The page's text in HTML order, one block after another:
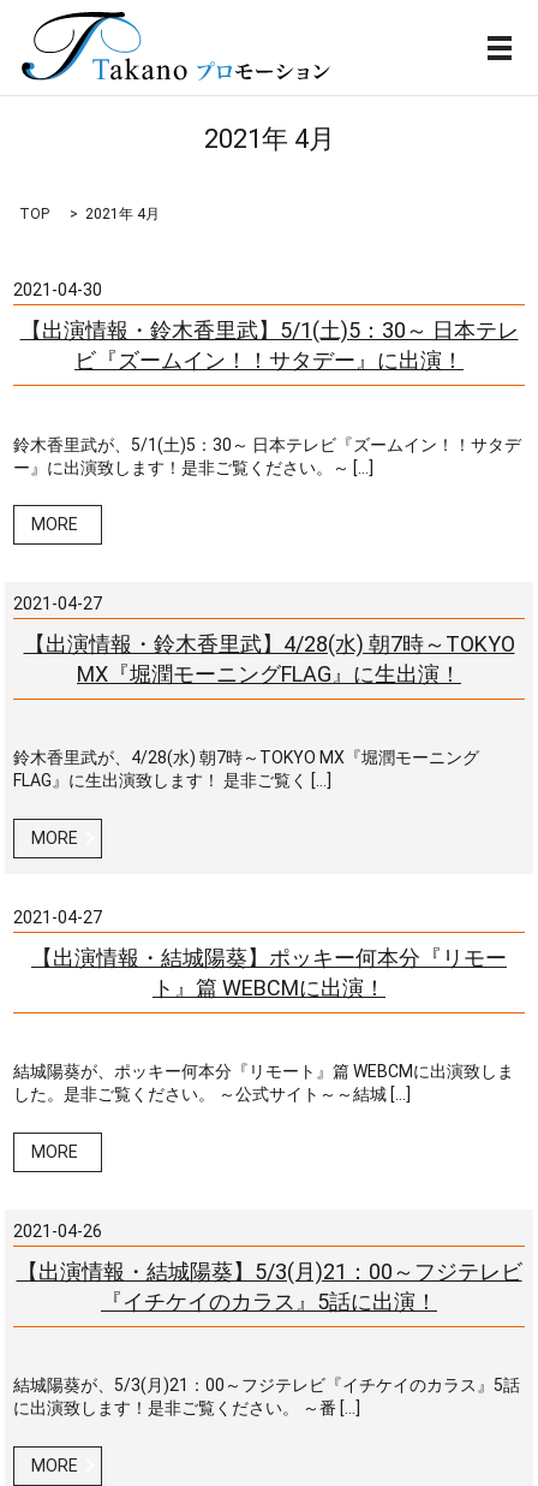
メ
2021年 4月
TOP 2021年 4月
2021-04-30
【出演情報・鈴木香里武】5/1(土)5：30～ 日本テレ
ビ『ズームイン！！サタデー』に出演！
鈴木香里武が、5/1(土)5：30～ 日本テレビ『ズームイン！！サタデ
ー』に出演致します！是非ご覧ください。～ […]
MORE
2021-04-27
【出演情報・鈴木香里武】4/28(水) 朝7時～TOKYO
MX『堀潤モーニングFLAG』に生出演！
鈴木香里武が、4/28(水) 朝7時～TOKYO MX『堀潤モーニング
FLAG』に生出演致します！ 是非ご覧く […]
MORE
2021-04-27
【出演情報・結城陽葵】ポッキー何本分『リモー
ト』篇 WEBCMに出演！
結城陽葵が、ポッキー何本分『リモート』篇 WEBCMに出演致しま
した。是非ご覧ください。 ～公式サイト～～結城 […]
MORE
2021-04-26
【出演情報・結城陽葵】5/3(月)21：00～フジテレビ
『イチケイのカラス』5話に出演！
結城陽葵が、5/3(月)21：00～フジテレビ『イチケイのカラス』5話
に出演致します！是非ご覧ください。 ～番 […]
MORE